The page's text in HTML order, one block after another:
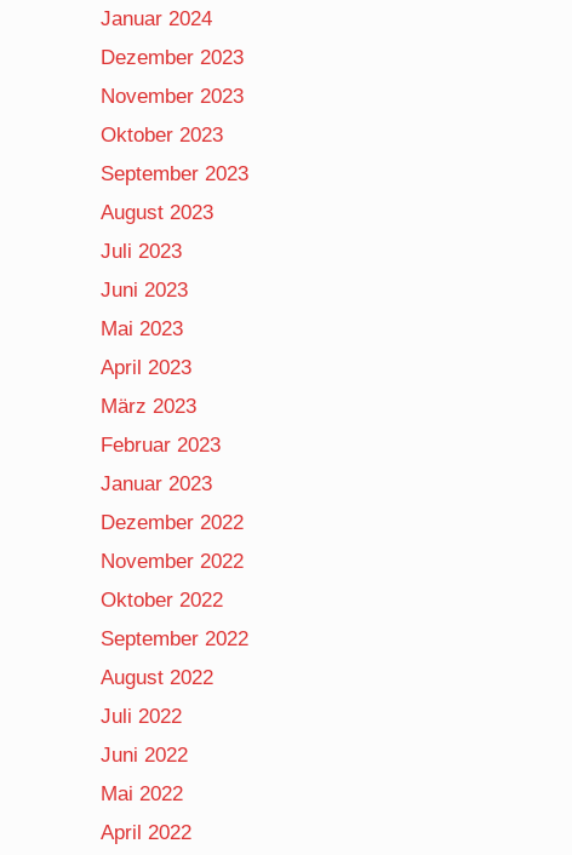
Januar 2024
Dezember 2023
November 2023
Oktober 2023
September 2023
August 2023
Juli 2023
Juni 2023
Mai 2023
April 2023
März 2023
Februar 2023
Januar 2023
Dezember 2022
November 2022
Oktober 2022
September 2022
August 2022
Juli 2022
Juni 2022
Mai 2022
April 2022